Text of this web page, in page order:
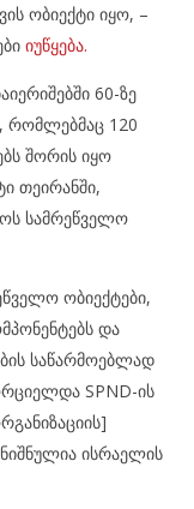
ობიექტი იყო, –
იუწყება.
60-ზე
რომლებმაც 120
შორის იყო
თეირანში,
სამრეწველო
ობიექტები,
და
საწარმოებლად
SPND-ის
ისრაელის